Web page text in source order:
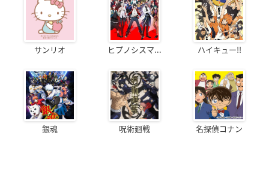
サンリオ ヒプノシスマ... ハイキュー!!
銀魂 呪術廻戦 名探偵コナン